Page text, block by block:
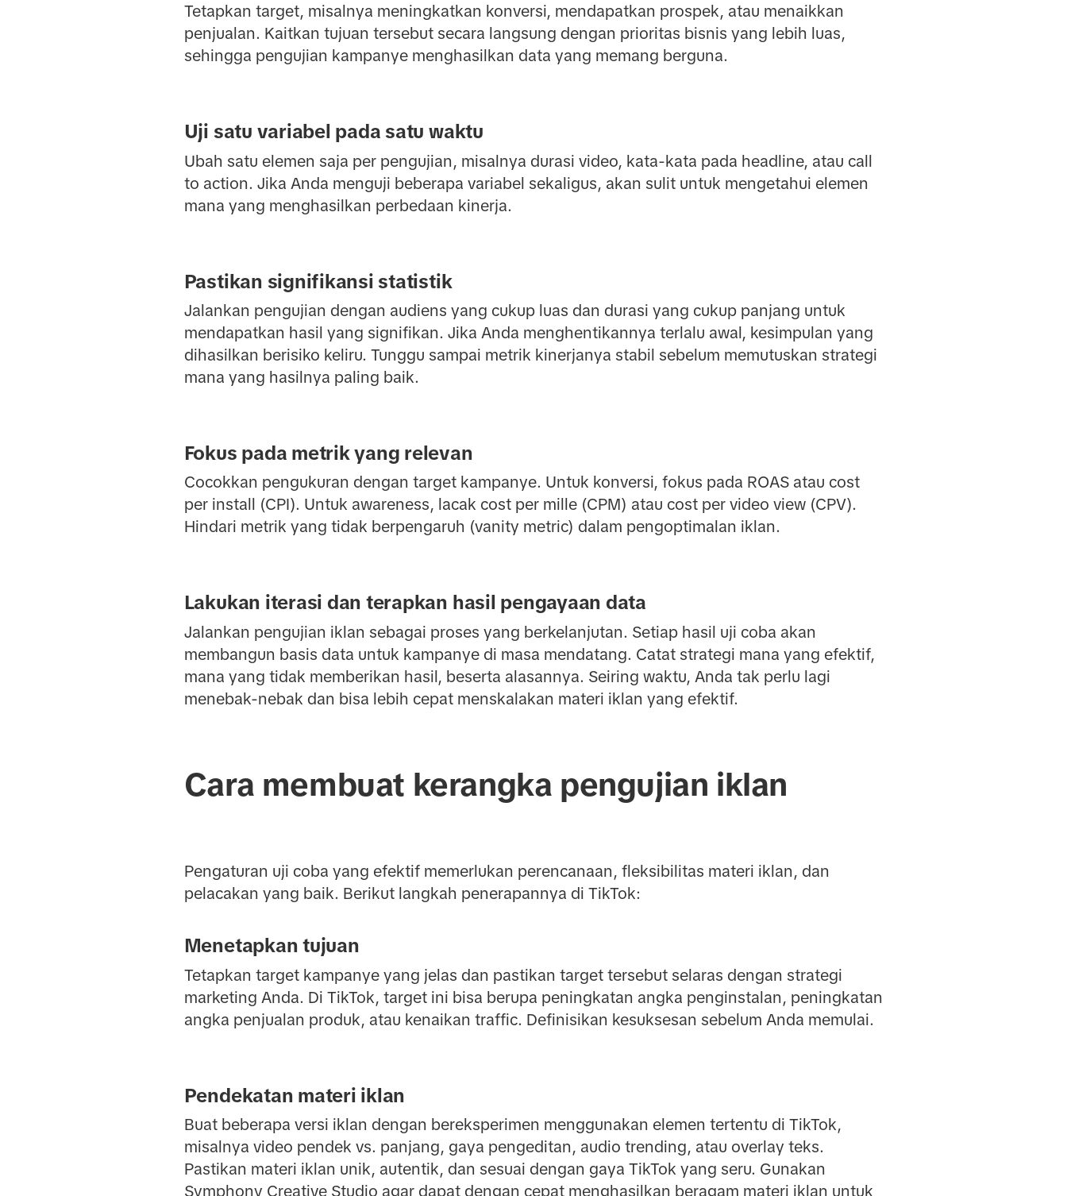
Tetapkan target, misalnya meningkatkan konversi, mendapatkan prospek, atau menaikkan
penjualan. Kaitkan tujuan tersebut secara langsung dengan prioritas bisnis yang lebih luas,
sehingga pengujian kampanye menghasilkan data yang memang berguna.
Uji satu variabel pada satu waktu
Ubah satu elemen saja per pengujian, misalnya durasi video, kata-kata pada headline, atau call
to action. Jika Anda menguji beberapa variabel sekaligus, akan sulit untuk mengetahui elemen
mana yang menghasilkan perbedaan kinerja.
Pastikan signifikansi statistik
Jalankan pengujian dengan audiens yang cukup luas dan durasi yang cukup panjang untuk
mendapatkan hasil yang signifikan. Jika Anda menghentikannya terlalu awal, kesimpulan yang
dihasilkan berisiko keliru. Tunggu sampai metrik kinerjanya stabil sebelum memutuskan strategi
mana yang hasilnya paling baik.
Fokus pada metrik yang relevan
Cocokkan pengukuran dengan target kampanye. Untuk konversi, fokus pada ROAS atau cost
per install (CPI). Untuk awareness, lacak cost per mille (CPM) atau cost per video view (CPV).
Hindari metrik yang tidak berpengaruh (vanity metric) dalam pengoptimalan iklan.
Lakukan iterasi dan terapkan hasil pengayaan data
Jalankan pengujian iklan sebagai proses yang berkelanjutan. Setiap hasil uji coba akan
membangun basis data untuk kampanye di masa mendatang. Catat strategi mana yang efektif,
mana yang tidak memberikan hasil, beserta alasannya. Seiring waktu, Anda tak perlu lagi
menebak-nebak dan bisa lebih cepat menskalakan materi iklan yang efektif.
Cara membuat kerangka pengujian iklan
Pengaturan uji coba yang efektif memerlukan perencanaan, fleksibilitas materi iklan, dan
pelacakan yang baik. Berikut langkah penerapannya di TikTok:
Menetapkan tujuan
Tetapkan target kampanye yang jelas dan pastikan target tersebut selaras dengan strategi
marketing Anda. Di TikTok, target ini bisa berupa peningkatan angka penginstalan, peningkatan
angka penjualan produk, atau kenaikan traffic. Definisikan kesuksesan sebelum Anda memulai.
Pendekatan materi iklan
Buat beberapa versi iklan dengan bereksperimen menggunakan elemen tertentu di TikTok,
misalnya video pendek vs. panjang, gaya pengeditan, audio trending, atau overlay teks.
Pastikan materi iklan unik, autentik, dan sesuai dengan gaya TikTok yang seru. Gunakan
Symphony Creative Studio agar dapat dengan cepat menghasilkan beragam materi iklan untuk